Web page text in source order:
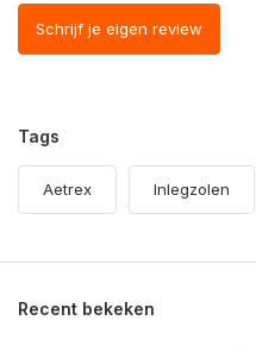
Schrijf je eigen review
Tags
Aetrex Inlegzolen
Recent bekeken